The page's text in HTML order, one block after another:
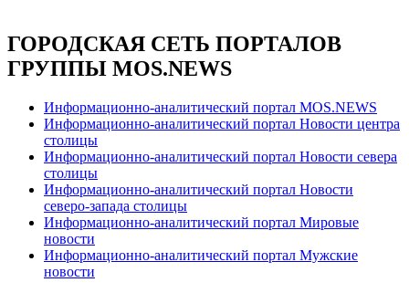
ГОРОДСКАЯ СЕТЬ ПОРТАЛОВ
ГРУППЫ MOS.NEWS
Информационно-аналитический портал MOS.NEWS
Информационно-аналитический портал Новости центра
столицы
Информационно-аналитический портал Новости севера
столицы
Информационно-аналитический портал Новости
северо-запада столицы
Информационно-аналитический портал Мировые
новости
Информационно-аналитический портал Мужские
новости